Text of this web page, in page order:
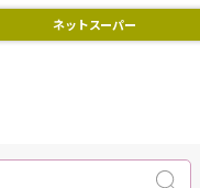
ネットスーパー